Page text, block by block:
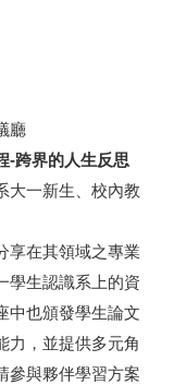
廳
-跨界的人生反思
大一新生、校內教
享在其領域之專業
學生認識系上的資
中也頒發學生論文
力，並提供多元角
參與夥伴學習方案